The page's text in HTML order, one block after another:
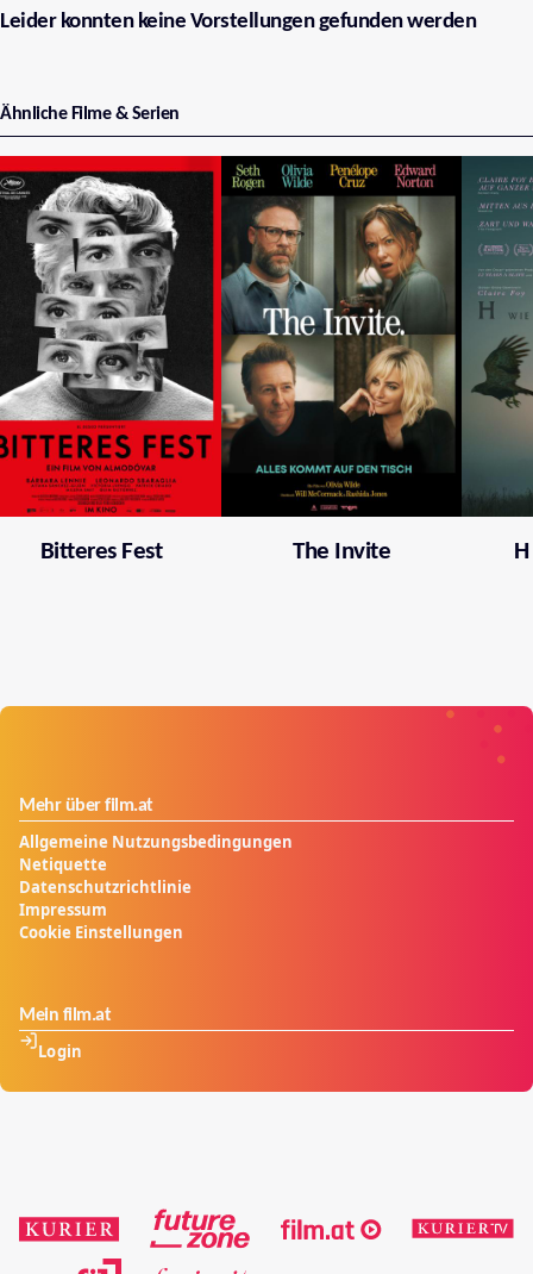
Leider konnten keine Vorstellungen gefunden werden
Ähnliche Filme & Serien
Bitteres Fest The Invite
Mehr über film.at
Allgemeine Nutzungsbedingungen
Netiquette
Datenschutzrichtlinie
Impressum
Cookie Einstellungen
Mein film.at
Login